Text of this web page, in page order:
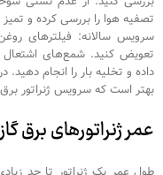
تصفیه هوا را بررسی کرده و تمیز
سرویس سالانه: فیلترهای
تعویض کنید. شمع‌های
داده و تخلیه بار را انجام
بهتر است که سرویس ژنراتور
عمر ژنراتورهای برق